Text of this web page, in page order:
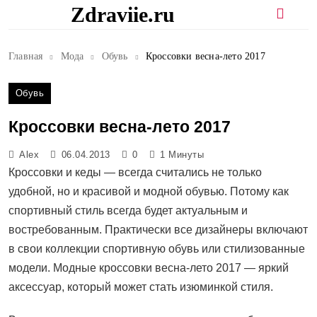
Zdraviie.ru
Главная Мода Обувь Кроссовки весна-лето 2017
Обувь
Кроссовки весна-лето 2017
Alex 06.04.2013 0 1 Минуты
Кроссовки и кеды — всегда считались не только
удобной, но и красивой и модной обувью. Потому как
спортивный стиль всегда будет актуальным и
востребованным. Практически все дизайнеры включают
в свои коллекции спортивную обувь или стилизованные
модели. Модные кроссовки весна-лето 2017 — яркий
аксессуар, который может стать изюминкой стиля.